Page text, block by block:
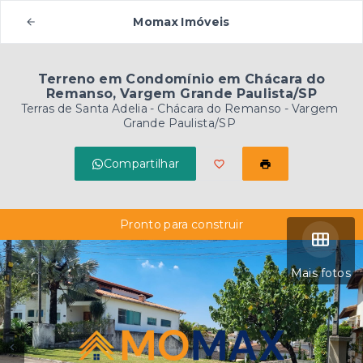
Momax Imóveis
Terreno em Condomínio em Chácara do
Remanso, Vargem Grande Paulista/SP
Terras de Santa Adelia - Chácara do Remanso - Vargem
Grande Paulista/SP
Compartilhar
Mais fotos
Pronto para construir